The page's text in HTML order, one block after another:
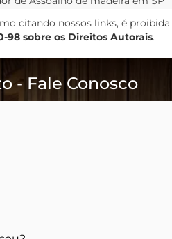
citando nossos links, é proibida
98 sobre os Direitos Autorais.
- Fale Conosco